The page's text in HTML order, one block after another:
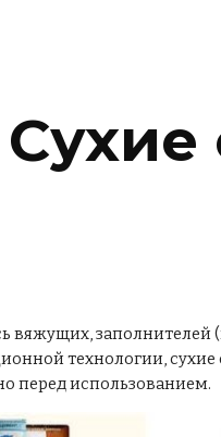
Сухие
вяжущих,
технологии,
перед использованием.